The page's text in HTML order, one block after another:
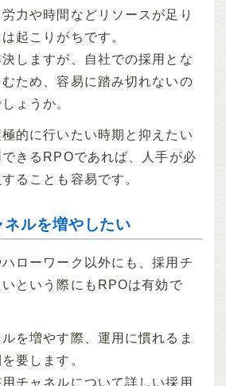
力や時間などリソースが足り
起こりがちです。
しますが、自社での採用とな
ため、容易に踏み切れないの
ょうか。
的に行いたい時期と抑えたい
きるRPOであれば、人手が必
ることも容易です。
ルを増やしたい
ローワーク以外にも、採用チ
という際にもRPOは有効で
を増やす際、運用に慣れるま
要します。
チャネルについて詳しい採用